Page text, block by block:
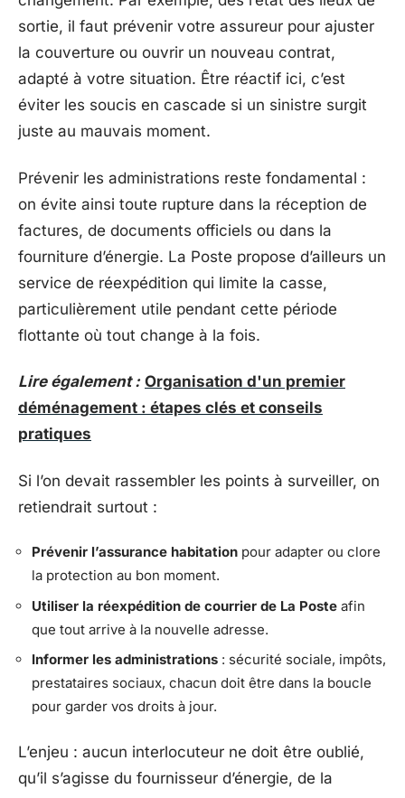
sortie, il faut prévenir votre assureur pour ajuster
la couverture ou ouvrir un nouveau contrat,
adapté à votre situation. Être réactif ici, c’est
éviter les soucis en cascade si un sinistre surgit
juste au mauvais moment.
Prévenir les administrations reste fondamental :
on évite ainsi toute rupture dans la réception de
factures, de documents officiels ou dans la
fourniture d’énergie. La Poste propose d’ailleurs un
service de réexpédition qui limite la casse,
particulièrement utile pendant cette période
flottante où tout change à la fois.
Lire également : Organisation d'un premier
déménagement : étapes clés et conseils
pratiques
Si l’on devait rassembler les points à surveiller, on
retiendrait surtout :
Prévenir l’assurance habitation pour adapter ou clore
la protection au bon moment.
Utiliser la réexpédition de courrier de La Poste afin
que tout arrive à la nouvelle adresse.
Informer les administrations : sécurité sociale, impôts,
prestataires sociaux, chacun doit être dans la boucle
pour garder vos droits à jour.
L’enjeu : aucun interlocuteur ne doit être oublié,
qu’il s’agisse du fournisseur d’énergie, de la